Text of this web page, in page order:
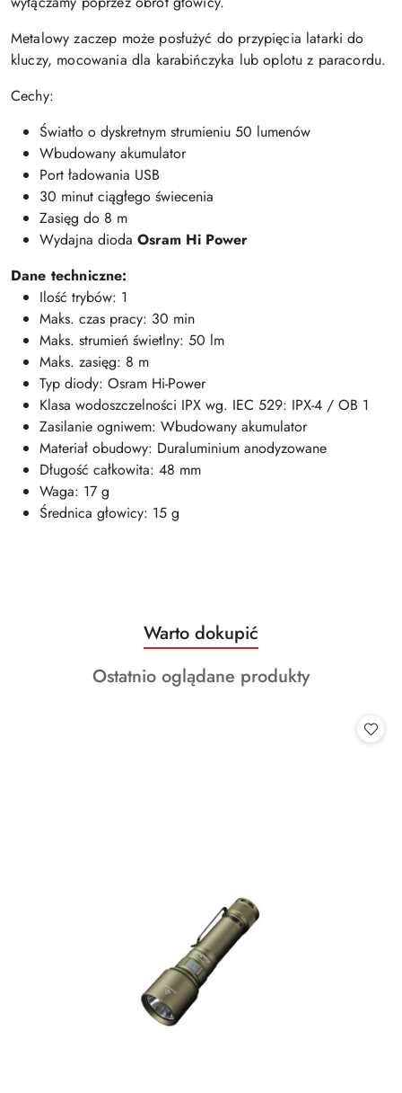
Metalowy zaczep może posłużyć do przypięcia latarki do
kluczy, mocowania dla karabińczyka lub oplotu z paracordu.
Cechy:
Światło o dyskretnym strumieniu 50 lumenów
Wbudowany akumulator
Port ładowania USB
30 minut ciągłego świecenia
Zasięg do 8 m
Wydajna dioda Osram Hi Power
Dane techniczne:
Ilość trybów: 1
Maks. czas pracy: 30 min
Maks. strumień świetlny: 50 lm
Maks. zasięg: 8 m
Typ diody: Osram Hi-Power
Klasa wodoszczelności IPX wg. IEC 529: IPX-4 / OB 1
Zasilanie ogniwem: Wbudowany akumulator
Materiał obudowy: Duraluminium anodyzowane
Długość całkowita: 48 mm
Waga: 17 g
Średnica głowicy: 15 g
Pomiń karuzelę produktów
Produkty
o
statusie:
Warto dokupić
Produkty
Ostatnio oglądane produkty